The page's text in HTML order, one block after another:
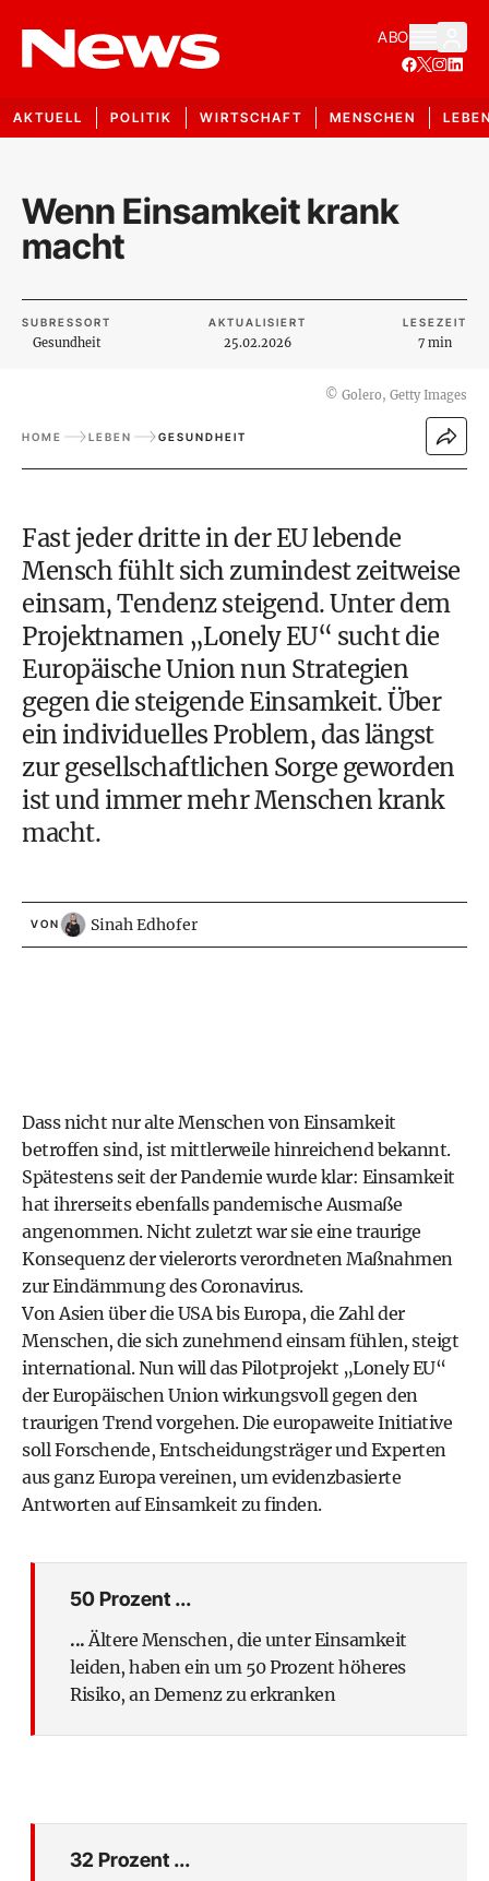
ABO
AKTUELL POLITIK WIRTSCHAFT MENSCHEN
Wenn Einsamkeit krank
macht
SUBRESSORT
Gesundheit
AKTUALISIERT
25.02.2026
LESEZEIT
7 min
© Golero, Getty Images
HOME LEBEN GESUNDHEIT
Fast jeder dritte in der EU lebende
Mensch fühlt sich zumindest zeitweise
einsam, Tendenz steigend. Unter dem
Projektnamen „Lonely EU“ sucht die
Europäische Union nun Strategien
gegen die steigende Einsamkeit. Über
ein individuelles Problem, das längst
zur gesellschaftlichen Sorge geworden
ist und immer mehr Menschen krank
macht.
VON Sinah Edhofer
Dass nicht nur alte Menschen von Einsamkeit
betroffen sind, ist mittlerweile hinreichend bekannt.
Spätestens seit der Pandemie wurde klar: Einsamkeit
hat ihrerseits ebenfalls pandemische Ausmaße
angenommen. Nicht zuletzt war sie eine traurige
Konsequenz der vielerorts verordneten Maßnahmen
zur Eindämmung des Coronavirus.
Von Asien über die USA bis Europa, die Zahl der
Menschen, die sich zunehmend einsam fühlen, steigt
international. Nun will das Pilotprojekt „Lonely EU“
der Europäischen Union wirkungsvoll gegen den
traurigen Trend vorgehen. Die europaweite Initiative
soll Forschende, Entscheidungsträger und Experten
aus ganz Europa vereinen, um evidenzbasierte
Antworten auf Einsamkeit zu finden.
50 Prozent ...
...Ältere Menschen, die unter Einsamkeit
leiden, haben ein um 50 Prozent höheres
Risiko, an Demenz zu erkranken
32 Prozent ...